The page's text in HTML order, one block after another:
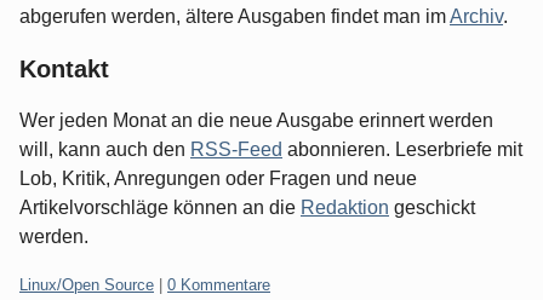
abgerufen werden, ältere Ausgaben findet man imArchiv.
Kontakt
Wer jeden Monat an die neue Ausgabe erinnert werden
will, kann auch den RSS-Feed abonnieren. Leserbriefe mit
Lob, Kritik, Anregungen oder Fragen und neue
Artikelvorschläge können an die Redaktion geschickt
werden.
Kategorien:
Linux/Open Source | 0 Kommentare